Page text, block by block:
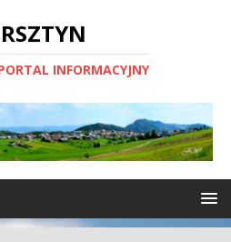
INFORMACYJNY